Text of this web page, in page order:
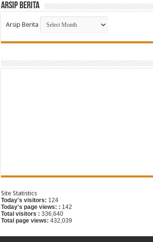
Arsip Berita
Arsip Berita
G
Site Statistics
Today's visitors: 124
Today's page views: : 142
Total visitors :336,640
Total page views:432,039